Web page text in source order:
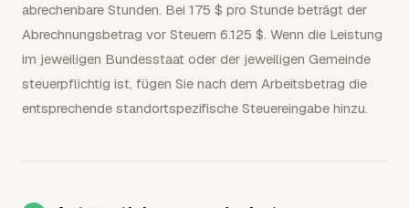
abrechenbare Stunden. Bei 175 $ pro Stunde beträgt der
Abrechnungsbetrag vor Steuern 6.125 $. Wenn die Leistung
im jeweiligen Bundesstaat oder der jeweiligen Gemeinde
steuerpflichtig ist, fügen Sie nach dem Arbeitsbetrag die
entsprechende standortspezifische Steuereingabe hinzu.